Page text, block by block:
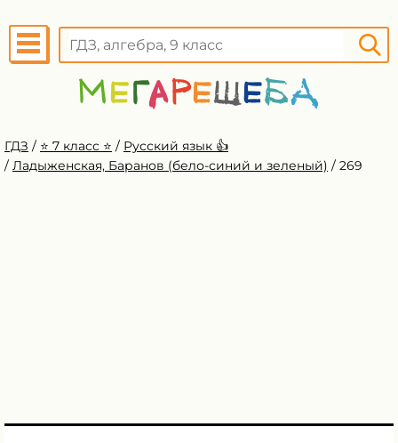
ГДЗ / ⭐️ 7 класс ⭐️ / Русский язык 👍
/ Ладыженская, Баранов (бело-синий и зеленый) / 269